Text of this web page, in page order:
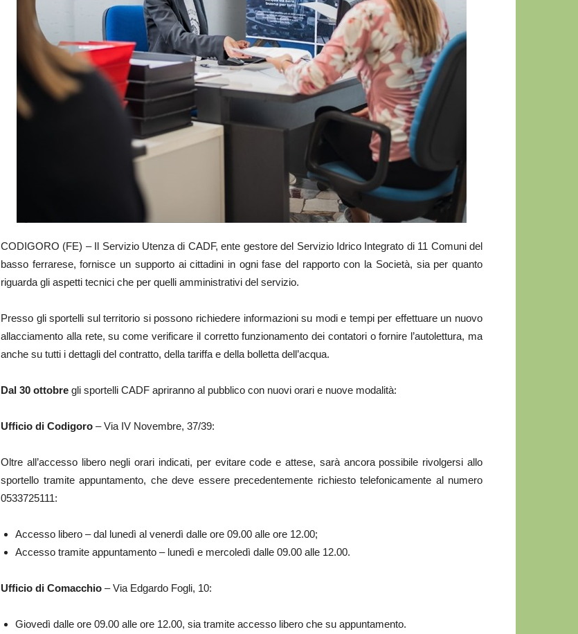
CODIGORO (FE) – Il Servizio Utenza di CADF, ente gestore del Servizio Idrico Integrato di 11 Comuni del
basso ferrarese, fornisce un supporto ai cittadini in ogni fase del rapporto con la Società, sia per quanto
riguarda gli aspetti tecnici che per quelli amministrativi del servizio.
Presso gli sportelli sul territorio si possono richiedere informazioni su modi e tempi per effettuare un nuovo
allacciamento alla rete, su come verificare il corretto funzionamento dei contatori o fornire l’autolettura, ma
anche su tutti i dettagli del contratto, della tariffa e della bolletta dell’acqua.
Dal 30 ottobre gli sportelli CADF apriranno al pubblico con nuovi orari e nuove modalità:
Ufficio di Codigoro – Via IV Novembre, 37/39:
Oltre all’accesso libero negli orari indicati, per evitare code e attese, sarà ancora possibile rivolgersi allo
sportello tramite appuntamento, che deve essere precedentemente richiesto telefonicamente al numero
0533725111:
Accesso libero – dal lunedì al venerdì dalle ore 09.00 alle ore 12.00;
Accesso tramite appuntamento – lunedì e mercoledì dalle 09.00 alle 12.00.
Ufficio di Comacchio – Via Edgardo Fogli, 10:
Giovedì dalle ore 09.00 alle ore 12.00, sia tramite accesso libero che su appuntamento.